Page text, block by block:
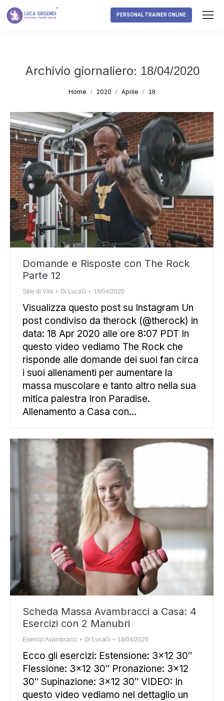
PERSONAL TRAINER ONLINE
Archivio giornaliero: 18/04/2020
Tu sei qui:
Home 2020 Aprile 18
Domande e Risposte con The Rock
Parte 12
Stile di Vita Di LucaG 18/04/2020
Visualizza questo post su Instagram Un
post condiviso da therock (@therock) in
data: 18 Apr 2020 alle ore 8:07 PDT In
questo video vediamo The Rock che
risponde alle domande dei suoi fan circa
i suoi allenamenti per aumentare la
massa muscolare e tanto altro nella sua
mitica palestra Iron Paradise.
Allenamento a Casa con…
Scheda Massa Avambracci a Casa: 4
Esercizi con 2 Manubri
Esercizi Avambracci Di LucaG 18/04/2020
Ecco gli esercizi: Estensione: 3×12 30″
Flessione: 3×12 30″ Pronazione: 3×12
30″ Supinazione: 3×12 30″ VIDEO: In
questo video vediamo nel dettaglio un